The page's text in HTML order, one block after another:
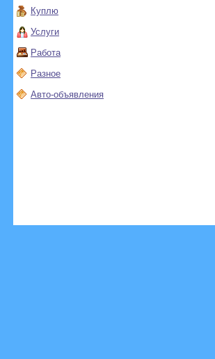
Куплю
Услуги
Работа
Разное
Авто-объявления